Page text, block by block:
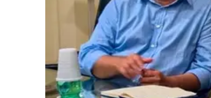
Economia e Lavoro